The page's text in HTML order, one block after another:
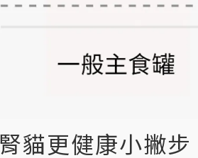
貓更健康小撇步